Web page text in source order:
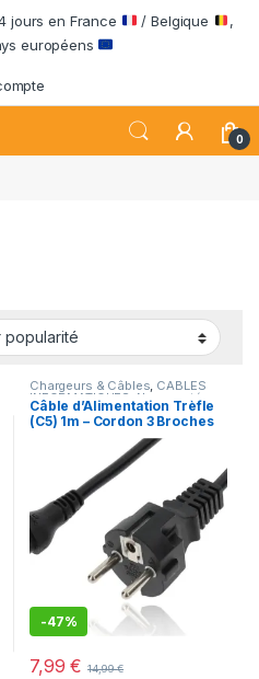
jours en France / Belgique
,
européens
0
Chargeurs & Câbles, CÂBLES
INFORMATIQUES , Nouveautés
Offres spéciales
Câble d’Alimentation Trèfle
(C5) 1m – Cordon 3 Broches
pour Chargeur PC Portable
(Dell, HP, Lenovo, ASUS), TV
-47%
7,99€ 14,99€